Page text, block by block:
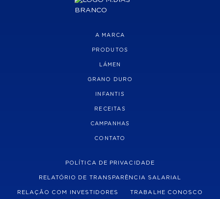
A MARCA
PRODUTOS
LÁMEN
GRANO DURO
INFANTIS
RECEITAS
CAMPANHAS
CONTATO
POLÍTICA DE PRIVACIDADE
RELATÓRIO DE TRANSPARÊNCIA SALARIAL
RELAÇÃO COM INVESTIDORES TRABALHE CONOSCO